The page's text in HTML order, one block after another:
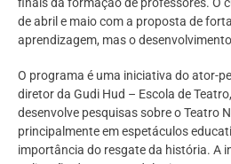
finais da formação de professores. O
de abril e maio com a proposta de
aprendizagem, mas o
O programa é uma iniciativa do ator-
diretor da Gudi Hud – Escola de
desenvolve pesquisas sobre o Teatro
principalmente em espetáculos
importância do resgate da história. A